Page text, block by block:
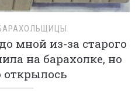
мной из-за старого
на барахолке, но
открылось